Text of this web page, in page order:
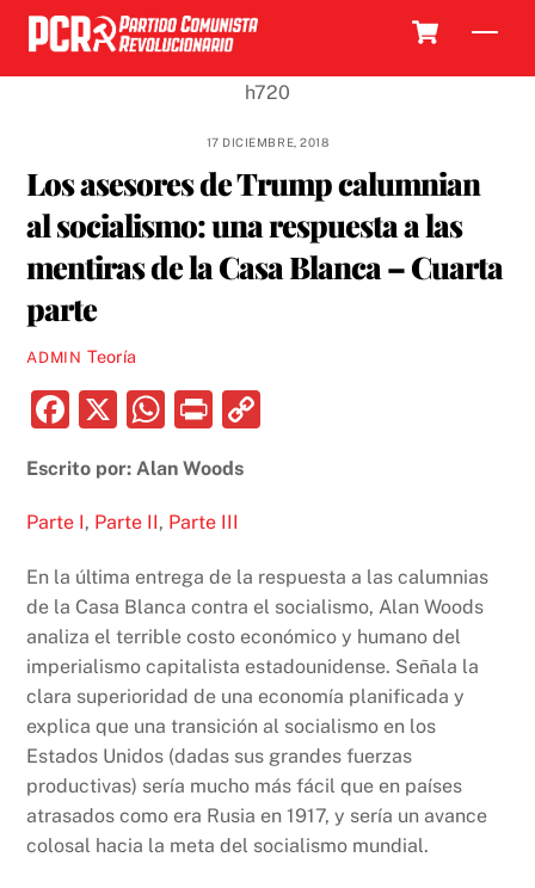
Skip
content
17 DICIEMBRE, 2018
Los asesores de Trump calumnian
al socialismo: una respuesta a las
mentiras de la Casa Blanca – Cuarta
parte
ADMIN Teoría
F
c
e
b
o
o
k
X
W
at
s
A
p
p
P
nt
Li
n
k
Escrito por: Alan Woods
Parte I, Parte II, Parte III
En la última entrega de la respuesta a las calumnias
de la Casa Blanca contra el socialismo, Alan Woods
analiza el terrible costo económico y humano del
imperialismo capitalista estadounidense. Señala la
clara superioridad de una economía planificada y
explica que una transición al socialismo en los
Estados Unidos (dadas sus grandes fuerzas
productivas) sería mucho más fácil que en países
atrasados ​​como era Rusia en 1917, y sería un avance
colosal hacia la meta del socialismo mundial.